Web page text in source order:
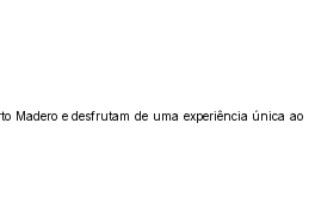
Madero e desfrutam de uma experiência única ao